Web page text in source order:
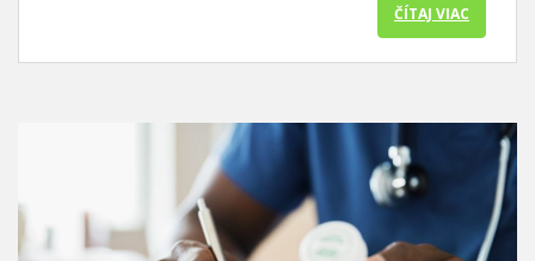
ČÍTAJ VIAC